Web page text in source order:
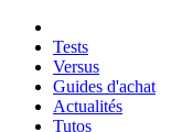
Tests
Versus
Guides d'achat
Actualités
Tutos